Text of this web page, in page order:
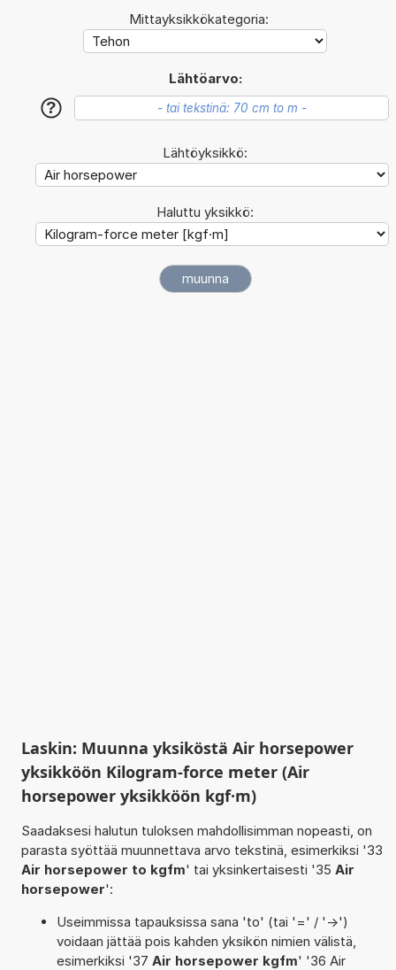
Mittayksikkökategoria:
Lähtöarvo:
?
Lähtöyksikkö:
Haluttu yksikkö:
Laskin: Muunna yksiköstä Air horsepower
yksikköön Kilogram-force meter (Air
horsepower yksikköön kgf·m)
Saadaksesi halutun tuloksen mahdollisimman nopeasti, on
parasta syöttää muunnettava arvo tekstinä, esimerkiksi '33
Air horsepower to kgfm' tai yksinkertaisesti '35 Air
horsepower':
Useimmissa tapauksissa sana 'to' (tai '=' / '->')
voidaan jättää pois kahden yksikön nimien välistä,
esimerkiksi '37 Air horsepower kgfm' '36 Air